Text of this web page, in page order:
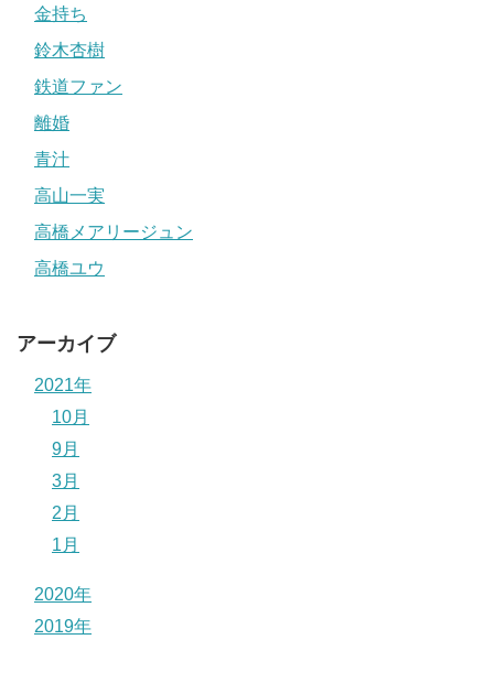
金持ち
鈴木杏樹
鉄道ファン
離婚
青汁
高山一実
高橋メアリージュン
高橋ユウ
アーカイブ
2021年
10月
9月
3月
2月
1月
2020年
2019年